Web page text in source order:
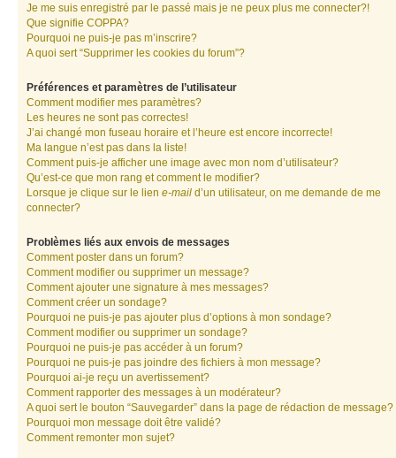
Je me suis enregistré par le passé mais je ne peux plus me connecter?!
Que signifie COPPA?
Pourquoi ne puis-je pas m’inscrire?
A quoi sert “Supprimer les cookies du forum”?
Préférences et paramètres de l’utilisateur
Comment modifier mes paramètres?
Les heures ne sont pas correctes!
J’ai changé mon fuseau horaire et l’heure est encore incorrecte!
Ma langue n’est pas dans la liste!
Comment puis-je afficher une image avec mon nom d’utilisateur?
Qu’est-ce que mon rang et comment le modifier?
Lorsque je clique sur le lien e-mail d’un utilisateur, on me demande de me
connecter?
Problèmes liés aux envois de messages
Comment poster dans un forum?
Comment modifier ou supprimer un message?
Comment ajouter une signature à mes messages?
Comment créer un sondage?
Pourquoi ne puis-je pas ajouter plus d’options à mon sondage?
Comment modifier ou supprimer un sondage?
Pourquoi ne puis-je pas accéder à un forum?
Pourquoi ne puis-je pas joindre des fichiers à mon message?
Pourquoi ai-je reçu un avertissement?
Comment rapporter des messages à un modérateur?
A quoi sert le bouton “Sauvegarder” dans la page de rédaction de message?
Pourquoi mon message doit être validé?
Comment remonter mon sujet?